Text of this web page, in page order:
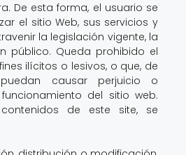
De esta forma, el usuario se
el sitio Web, sus servicios y
la legislación vigente, la
público. Queda prohibido el
ilícitos o lesivos, o que, de
causar perjuicio o
del sitio web.
de este site, se